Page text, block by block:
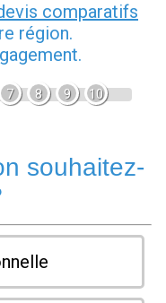
comparatifs
région.
7 8 9 10
souhaitez-